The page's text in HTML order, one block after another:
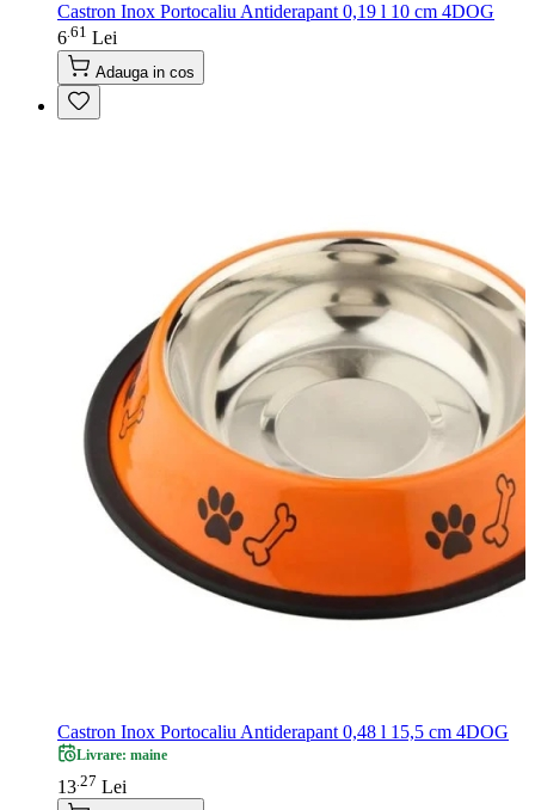
Castron Inox Portocaliu Antiderapant 0,19 l 10 cm 4DOG
6 61 Lei
Adauga in cos
Castron Inox Portocaliu Antiderapant 0,48 l 15,5 cm 4DOG
Livrare: maine
13 27 Lei